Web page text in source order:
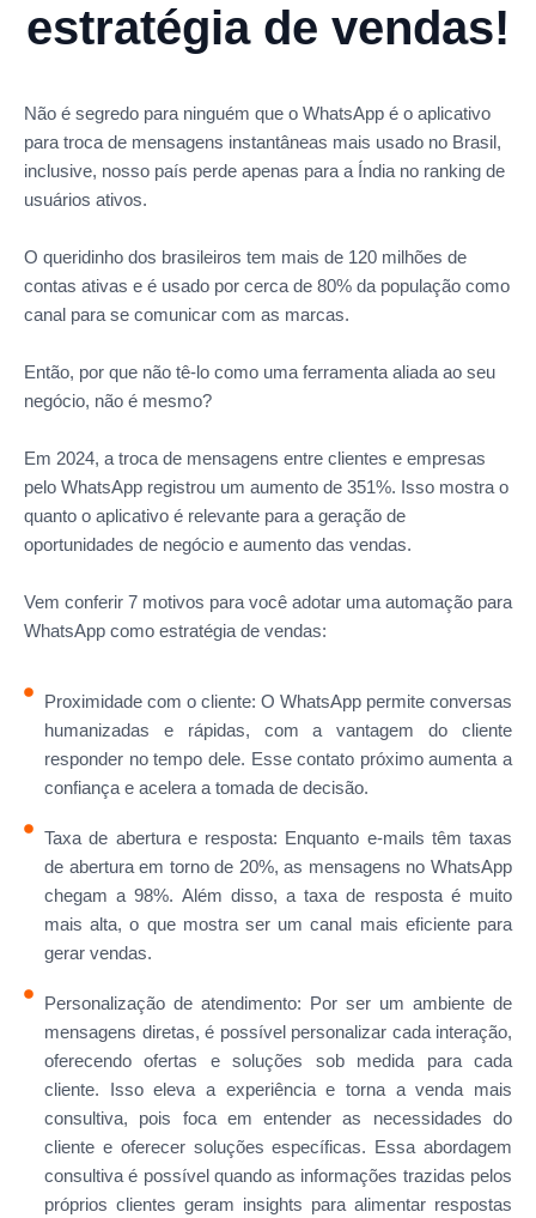
estratégia de vendas!
Não é segredo para ninguém que o WhatsApp é o aplicativo
para troca de mensagens instantâneas mais usado no Brasil,
inclusive, nosso país perde apenas para a Índia no ranking de
usuários ativos.
O queridinho dos brasileiros tem mais de 120 milhões de
contas ativas e é usado por cerca de 80% da população como
canal para se comunicar com as marcas.
Então, por que não tê-lo como uma ferramenta aliada ao seu
negócio, não é mesmo?
Em 2024, a troca de mensagens entre clientes e empresas
pelo WhatsApp registrou um aumento de 351%. Isso mostra o
quanto o aplicativo é relevante para a geração de
oportunidades de negócio e aumento das vendas.
Vem conferir 7 motivos para você adotar uma automação para
WhatsApp como estratégia de vendas:
Proximidade com o cliente: O WhatsApp permite conversas
humanizadas e rápidas, com a vantagem do cliente
responder no tempo dele. Esse contato próximo aumenta a
confiança e acelera a tomada de decisão.
Taxa de abertura e resposta: Enquanto e-mails têm taxas
de abertura em torno de 20%, as mensagens no WhatsApp
chegam a 98%. Além disso, a taxa de resposta é muito
mais alta, o que mostra ser um canal mais eficiente para
gerar vendas.
Personalização de atendimento: Por ser um ambiente de
mensagens diretas, é possível personalizar cada interação,
oferecendo ofertas e soluções sob medida para cada
cliente. Isso eleva a experiência e torna a venda mais
consultiva, pois foca em entender as necessidades do
cliente e oferecer soluções específicas. Essa abordagem
consultiva é possível quando as informações trazidas pelos
próprios clientes geram insights para alimentar respostas